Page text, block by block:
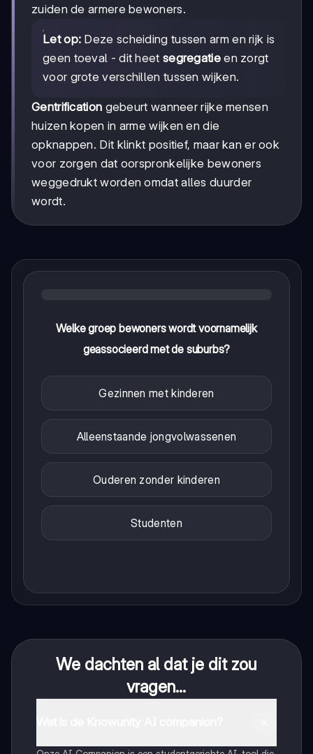
zuiden de armere bewoners.
Let op: Deze scheiding tussen arm en rijk is
geen toeval - dit heet segregatieen zorgt
voor grote verschillen tussen wijken.
Gentrification gebeurt wanneer rijke mensen
huizen kopen in arme wijken en die
opknappen. Dit klinkt positief, maar kan er ook
voor zorgen dat oorspronkelijke bewoners
weggedrukt worden omdat alles duurder
wordt.
Welke groep bewoners wordt voornamelijk
geassocieerd met de suburbs?
Gezinnen met kinderen
Alleenstaande jongvolwassenen
Ouderen zonder kinderen
Studenten
We dachten al dat je dit zou
vragen...